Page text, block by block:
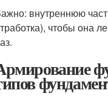
внутреннюю
чтобы она